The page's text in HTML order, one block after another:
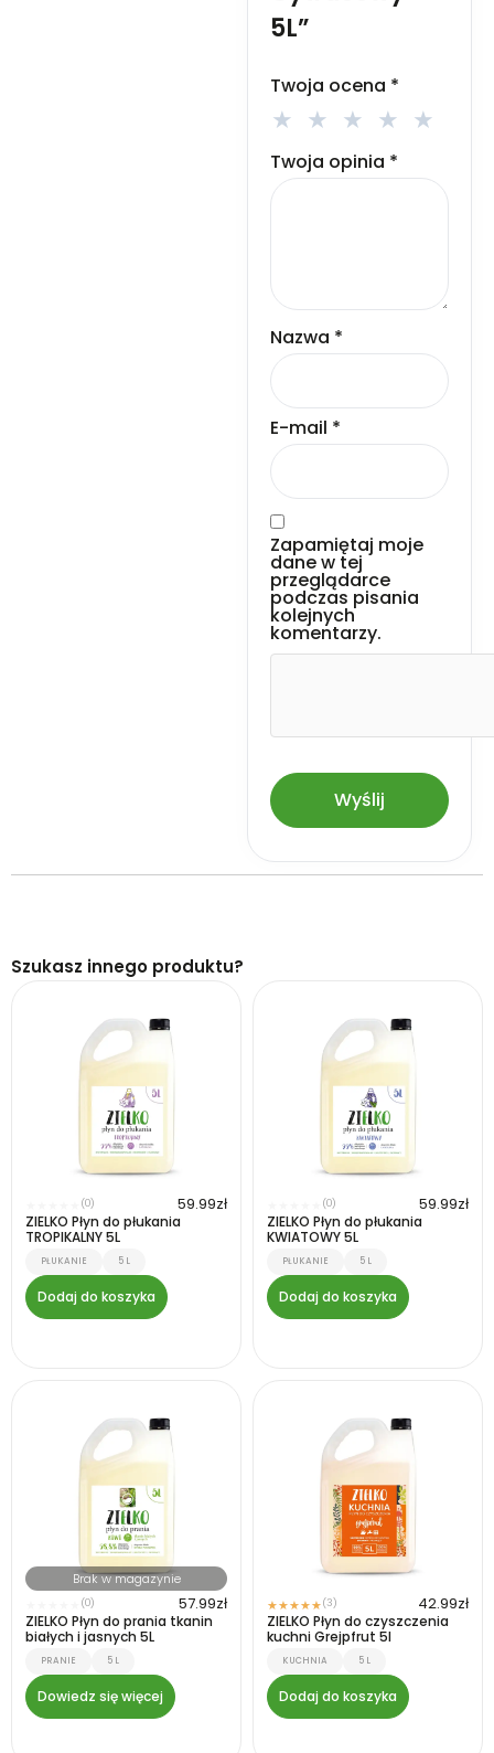
5L”
Twoja ocena *
Twoja opinia *
Nazwa *
E-mail *
Zapamiętaj moje
dane w tej
przeglądarce
podczas pisania
kolejnych
komentarzy.
Szukasz innego produktu?
(0) 59.99zł
ZIELKO Płyn do płukania
TROPIKALNY 5L
PŁUKANIE 5 L
Dodaj do koszyka
(0) 59.99zł
ZIELKO Płyn do płukania
KWIATOWY 5L
PŁUKANIE 5 L
Dodaj do koszyka
Brak w magazynie
(0) 57.99zł
ZIELKO Płyn do prania tkanin
białych i jasnych 5L
PRANIE 5 L
Dowiedz się więcej
★★★★★(3) 42.99zł
ZIELKO Płyn do czyszczenia
kuchni Grejpfrut 5l
KUCHNIA 5 L
Dodaj do koszyka